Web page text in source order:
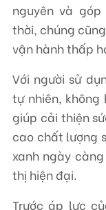
nguyên và
thời, chúng
vận hành thấp
Với người sử
tự nhiên,
giúp cải thiện
cao chất lượng
xanh ngày
thị hiện đại.
Trước áp lực